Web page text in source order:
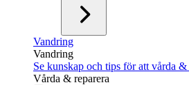
Vandring
Vandring
Se kunskap och tips för att vårda &
Vårda & reparera